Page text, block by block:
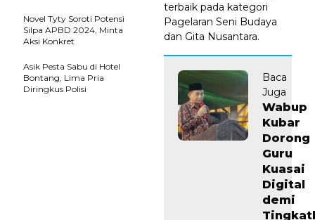
terbaik pada kategori
Pagelaran Seni Budaya
dan Gita Nusantara.
Baca
Juga
Wabup
Kubar
Dorong
Guru
Kuasai
Digital
demi
Novel Tyty Soroti Potensi
Silpa APBD 2024, Minta
Aksi Konkret
Asik Pesta Sabu di Hotel
Bontang, Lima Pria
Diringkus Polisi